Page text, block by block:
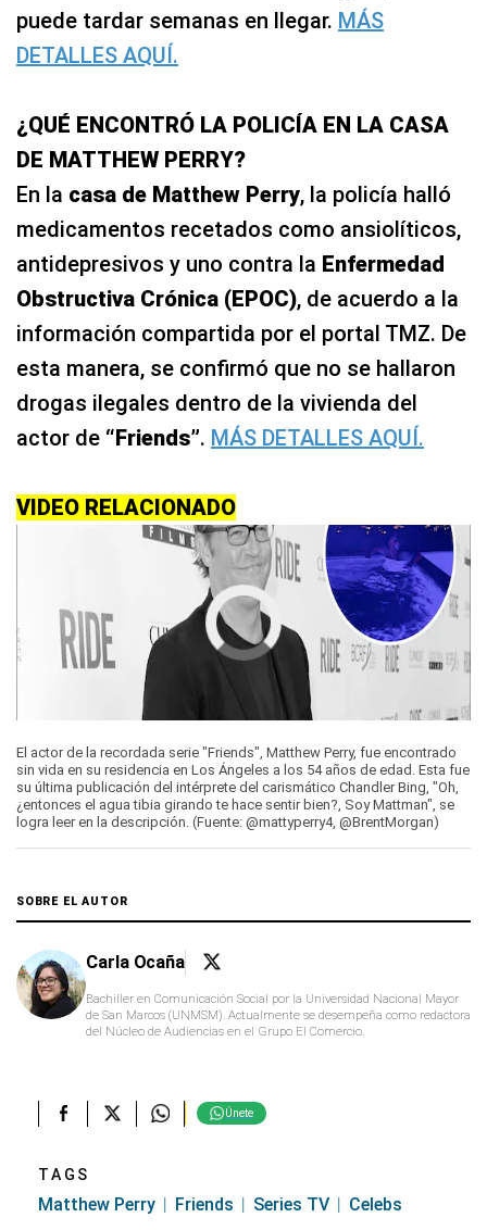
puede tardar semanas en llegar. MÁS
DETALLES AQUÍ.
¿QUÉ ENCONTRÓ LA POLICÍA EN LA CASA
DE MATTHEW PERRY?
En la casa de Matthew Perry, la policía halló
medicamentos recetados como ansiolíticos,
antidepresivos y uno contra la Enfermedad
Obstructiva Crónica (EPOC), de acuerdo a la
información compartida por el portal TMZ. De
esta manera, se confirmó que no se hallaron
drogas ilegales dentro de la vivienda del
actor de “Friends”. MÁS DETALLES AQUÍ.
VIDEO RELACIONADO
0
seconds
of
El actor de la recordada serie "Friends", Matthew Perry, fue encontrado
sin vida en su residencia en Los Ángeles a los 54 años de edad. Esta fue
su última publicación del intérprete del carismático Chandler Bing, "Oh,
SOBRE EL AUTOR
Carla Ocaña